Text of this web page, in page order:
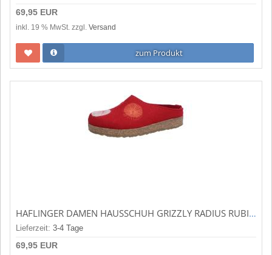
69,95 EUR
inkl. 19 % MwSt. zzgl. Versand
zum Produkt
HAFLINGER DAMEN HAUSSCHUH GRIZZLY RADIUS RUBIN (ROT) 751008-11
Lieferzeit: 3-4 Tage
69,95 EUR